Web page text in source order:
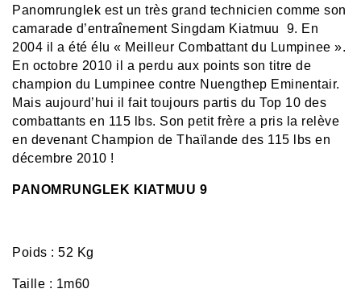
Panomrunglek est un très grand technicien comme son
camarade d’entraînement Singdam Kiatmuu 9. En
2004 il a été élu « Meilleur Combattant du Lumpinee ».
En octobre 2010 il a perdu aux points son titre de
champion du Lumpinee contre Nuengthep Eminentair.
Mais aujourd’hui il fait toujours partis du Top 10 des
combattants en 115 lbs. Son petit frère a pris la relève
en devenant Champion de Thaïlande des 115 lbs en
décembre 2010 !
PANOMRUNGLEK KIATMUU 9
Poids : 52 Kg
Taille : 1m60